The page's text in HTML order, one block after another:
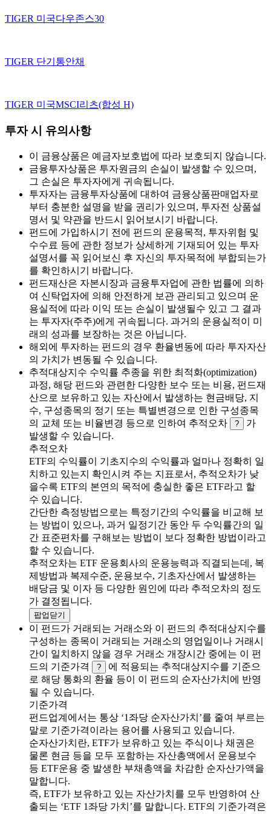
TIGER 미국다우존스30
TIGER 단기통안채
TIGER 미국MSCI리츠(합성 H)
투자 시 유의사항
이 금융상품은 예금자보호법에 따라 보호되지 않습니다.
금융투자상품은 투자원금의 손실이 발생할 수 있으며,
그 손실은 투자자에게 귀속됩니다.
투자자는 금융투자상품에 대하여 금융상품판매업자로
부터 충분한 설명을 받을 권리가 있으며, 투자전 상품설
명서 및 약관을 반드시 읽어보시기 바랍니다.
펀드에 가입하시기 전에 펀드의 운용목적, 투자위험 및
수수료 등에 관한 정보가 상세하게 기재되어 있는 투자
설명서를 꼭 읽어보신 후 자신의 투자목적에 부합되는가
를 확인하시기 바랍니다.
펀드재산은 자본시장과 금융투자업에 관한 법률에 의하
여 신탁업자에 의해 안전하게 보관 관리되고 있으며 운
용실적에 따라 이익 또는 손실이 발생될수 있고 그 결과
는 투자자(주주)에게 귀속됩니다. 과거의 운용실적이 미
래의 성과를 보장하는 것은 아닙니다.
해외에 투자하는 펀드의 경우 환율변동에 따라 투자자산
의 가치가 변동될 수 있습니다.
추적대상지수 수익률 추종을 위한 최적화(optimization)
과정, 해당 펀드와 관련한 다양한 보수 또는 비용, 펀드재
산으로 보유하고 있는 자산에서 발생하는 현금배당, 지
수, 구성종목의 정기 또는 특별변경으로 인한 구성종목
의 교체 또는 비율변경 등으로 인하여 추적오차
?
가
발생할 수 있습니다.
추적오차
ETF의 수익률이 기초지수의 수익률과 얼마나 정확히 일
치하고 있는지 확인시켜 주는 지표로서, 추적오차가 낮
을수록 ETF의 본연의 목적에 충실한 좋은 ETF라고 할
수 있습니다.
간단한 측정방법으로는 특정기간의 수익률을 비교해 보
는 방법이 있으나, 과거 일정기간 동안 두 수익률간의 일
간 표준편차를 구해보는 방법이 보다 정확한 방법이라고
할 수 있습니다.
추적오차는 ETF 운용회사의 운용능력과 직결되는데, 복
제방법과 복제수준, 운용보수, 기초자산에서 발생하는
배당금 및 이자 등 다양한 원인에 따라 추적오차의 정도
가 결정됩니다.
팝업닫기
이 펀드가 거래되는 거래소와 이 펀드의 추적대상지수를
구성하는 종목이 거래되는 거래소의 영업일이나 거래시
간이 일치하지 않을 경우 거래소 개장시간 중에는 이 펀
드의 기준가격
?
에 적용되는 추적대상지수를 기준으
로 해당 통화의 환율 등이 이 펀드의 순자산가치에 반영
될 수 있습니다.
기준가격
펀드업계에서는 통상 ‘1좌당 순자산가치’를 줄여 부르는
말로 기준가격이라는 용어를 사용되고 있습니다.
순자산가치란, ETF가 보유하고 있는 주식이나 채권은
물론 현금 등을 모두 포함하는 자산총액에서 운용보수
등 ETF운용 중 발생한 부채총액을 차감한 순자산가액을
말합니다.
즉, ETF가 보유하고 있는 자산가치를 모두 반영하여 산
출되는 ‘ETF 1좌당 가치’를 말합니다. ETF의 기준가격은